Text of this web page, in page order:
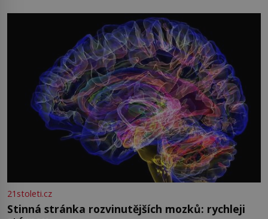
přízračná scéna znamená? Je jaro roku 1945, druhá
světová válka se chýlí ke konci. Jezero Stolpsee
21stoleti.cz
Stinná stránka rozvinutějších mozků: rychleji